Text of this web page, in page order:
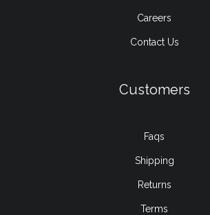
Careers
Contact Us
Customers
Faqs
Shipping
Returns
Terms